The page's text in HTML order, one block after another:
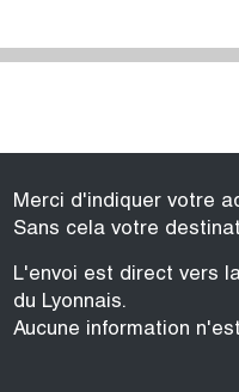
Merci d'indiquer votre
Sans cela votre
L'envoi est direct vers
du Lyonnais.
Aucune information